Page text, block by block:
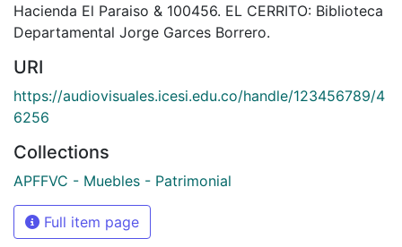
Hacienda El Paraiso & 100456. EL CERRITO: Biblioteca
Departamental Jorge Garces Borrero.
URI
https://audiovisuales.icesi.edu.co/handle/123456789/4
6256
Collections
APFFVC - Muebles - Patrimonial
Full item page